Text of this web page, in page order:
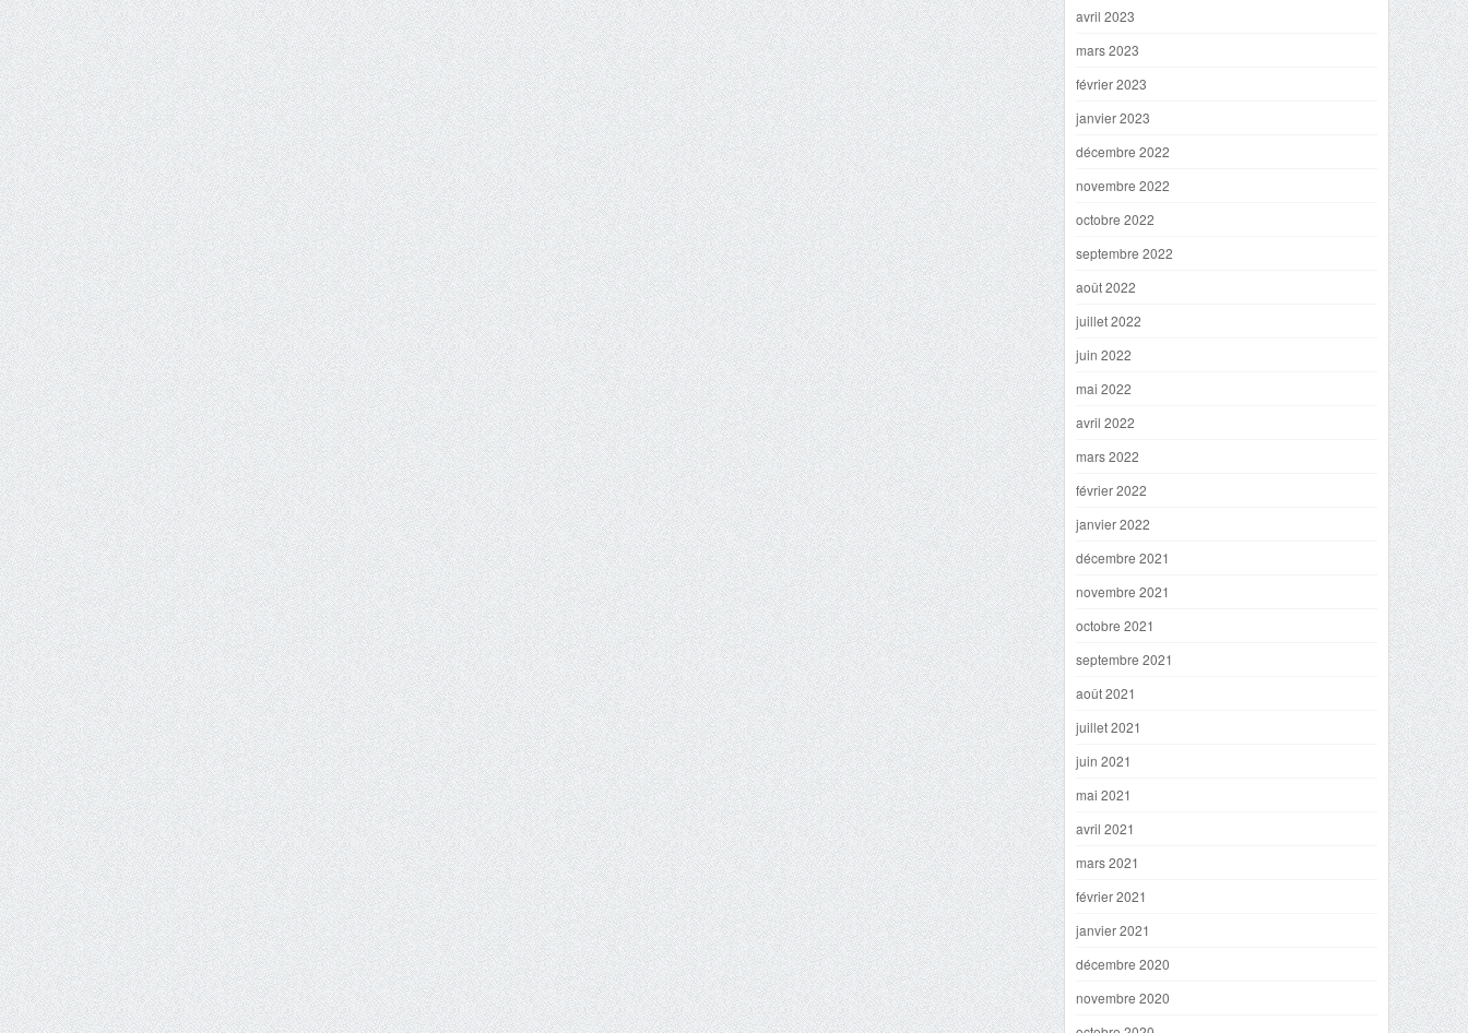
avril 2023
mars 2023
février 2023
janvier 2023
décembre 2022
novembre 2022
octobre 2022
septembre 2022
août 2022
juillet 2022
juin 2022
mai 2022
avril 2022
mars 2022
février 2022
janvier 2022
décembre 2021
novembre 2021
octobre 2021
septembre 2021
août 2021
juillet 2021
juin 2021
mai 2021
avril 2021
mars 2021
février 2021
janvier 2021
décembre 2020
novembre 2020